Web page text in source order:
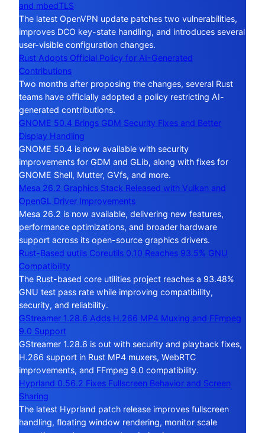
and mbedTLS
The latest OpenVPN update patches two vulnerabilities,
improves DCO key-state handling, and introduces several
user-visible configuration changes.
Rust Adopts Official Policy for AI-Generated
Contributions
Two months after proposing the changes, several Rust
teams have officially adopted a policy restricting AI-
generated contributions.
GNOME 50.4 Brings GDM Security Fixes and Better
Display Handling
GNOME 50.4 is now available with security
improvements for GDM and GLib, along with fixes for
GNOME Shell, Mutter, GVfs, and more.
Mesa 26.2 Graphics Stack Released with Vulkan and
OpenGL Driver Improvements
Mesa 26.2 is now available, delivering new features,
performance optimizations, and broader hardware
support across its open-source graphics drivers.
Rust-Based uutils Coreutils 0.10 Reaches 93.5% GNU
Compatibility
The Rust-based core utilities project reaches a 93.48%
GNU test pass rate while improving compatibility,
security, and reliability.
GStreamer 1.28.6 Adds H.266 MP4 Muxing and FFmpeg
9.0 Support
GStreamer 1.28.6 is out with security and playback fixes,
H.266 support in Rust MP4 muxers, WebRTC
improvements, and FFmpeg 9.0 compatibility.
Hyprland 0.56.2 Fixes Fullscreen Behavior and Screen
Sharing
The latest Hyprland patch release improves fullscreen
handling, floating window rendering, monitor scale